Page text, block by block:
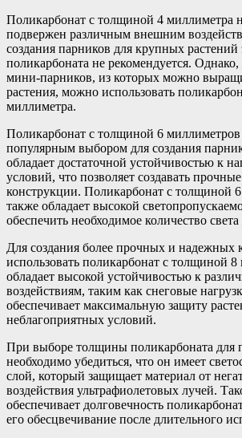
Поликарбонат с толщиной 4 миллиметра
подвержен различным внешним
создания парников для крупных растений
поликарбоната не рекомендуется. Однако,
мини-парников, из которых можно
растения, можно использовать
миллиметра.
Поликарбонат с толщиной 6 миллиметров
популярным выбором для создания
обладает достаточной устойчивостью к
условий, что позволяет создавать
конструкции. Поликарбонат с толщиной
также обладает высокой
обеспечить необходимое количество
Для создания более прочных и надежных
использовать поликарбонат с толщиной
обладает высокой устойчивостью к
воздействиям, таким как снеговые
обеспечивает максимальную защиту
неблагоприятных условий.
При выборе толщины поликарбоната для
необходимо убедиться, что он имеет
слой, который защищает материал от
воздействия ультрафиолетовых лучей.
обеспечивает долговечность
его обесцвечивание после длительного